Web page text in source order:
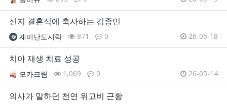
신지 결혼식에 축사하는 김종민
재미난도시락 871 0 26-05-18
치아 재생 치료 성공
모카크림 1,069 0 26-05-14
의사가 말하던 천연 위고비 근황